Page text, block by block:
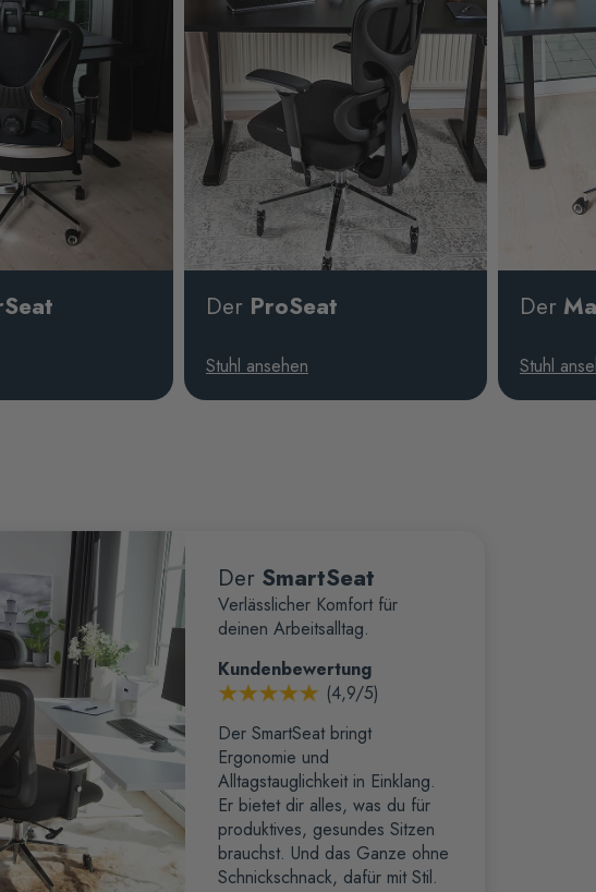
Der ProSeat
Stuhl ansehen
Der
Stuhl
Der SmartSeat
Verlässlicher Komfort für
deinen Arbeitsalltag.
Kundenbewertung
(4,9/5)
Der SmartSeat bringt
Ergonomie und
Alltagstauglichkeit in Einklang.
Er bietet dir alles, was du für
produktives, gesundes Sitzen
brauchst. Und das Ganze ohne
Schnickschnack, dafür mit Stil.